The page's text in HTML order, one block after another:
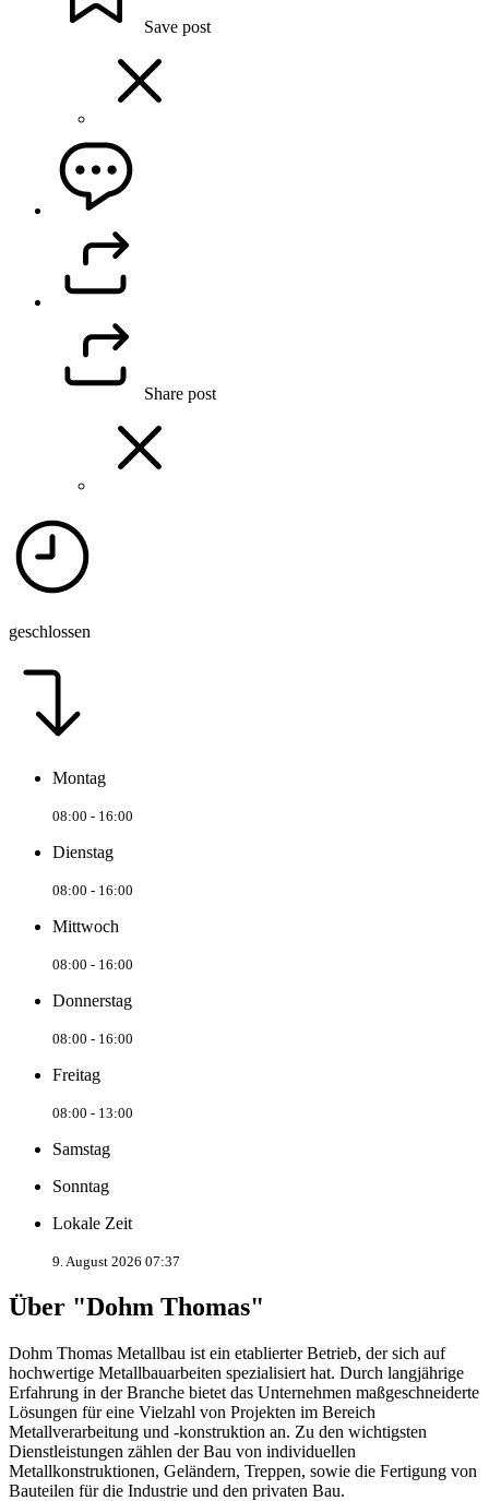
Save post
Share post
geschlossen
Montag
08:00 - 16:00
Dienstag
08:00 - 16:00
Mittwoch
08:00 - 16:00
Donnerstag
08:00 - 16:00
Freitag
08:00 - 13:00
Samstag
Sonntag
Lokale Zeit
9. August 2026 07:37
Über "Dohm Thomas"
Dohm Thomas Metallbau ist ein etablierter Betrieb, der sich auf
hochwertige Metallbauarbeiten spezialisiert hat. Durch langjährige
Erfahrung in der Branche bietet das Unternehmen maßgeschneiderte
Lösungen für eine Vielzahl von Projekten im Bereich
Metallverarbeitung und -konstruktion an. Zu den wichtigsten
Dienstleistungen zählen der Bau von individuellen
Metallkonstruktionen, Geländern, Treppen, sowie die Fertigung von
Bauteilen für die Industrie und den privaten Bau.